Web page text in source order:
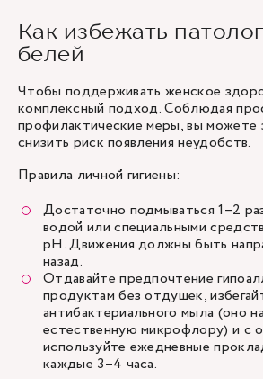
Как избежать
белей
Чтобы поддерживать женское
комплексный подход. Соблюдая
профилактические меры, вы можете
снизить риск появления неудобств.
Правила личной гигиены:
Достаточно подмываться 1–2
водой или специальными
pH. Движения должны быть
назад.
Отдавайте предпочтение
продуктам без отдушек,
антибактериального мыла (оно
естественную микрофлору) и с
используйте ежедневные
каждые 3–4 часа.